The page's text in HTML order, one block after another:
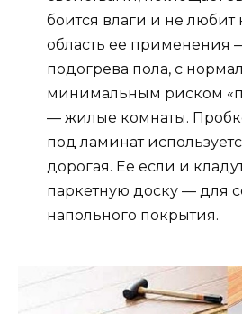
боится влаги и не любит
область ее применения
подогрева пола, с
минимальным риском
— жилые комнаты.
под ламинат
дорогая. Ее если и
паркетную доску — для
напольного покрытия.